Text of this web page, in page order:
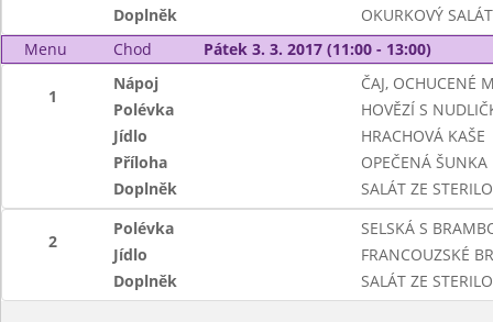
Doplněk
OKURKOVÝ SALÁT
Menu
Chod Pátek 3. 3. 2017 (11:00 - 13:00)
1
Nápoj
ČAJ, OCHUCENÉ
Polévka
HOVĚZÍ S
Jídlo
HRACHOVÁ KAŠE
Příloha
OPEČENÁ ŠUNKA
Doplněk
SALÁT ZE
2
Polévka
SELSKÁ S
Jídlo
FRANCOUZSKÉ
Doplněk
SALÁT ZE